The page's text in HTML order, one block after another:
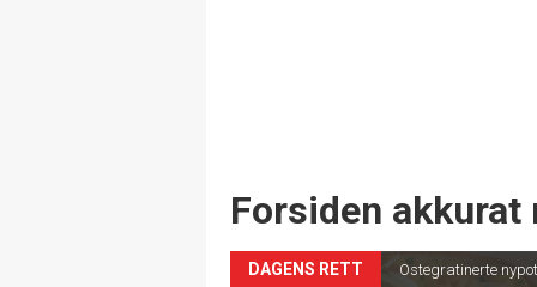
Forsiden akkurat
DAGENS RETT Ostegratinerte